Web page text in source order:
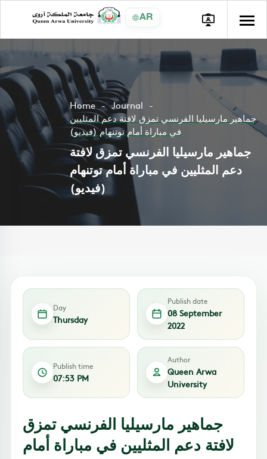
AR
Home
Journal
جماهير مارسيليا الفرنسي تمزق لافتة دعم المثليين
في مباراة أمام توتنهام (فيديو)
جماهير مارسيليا الفرنسي تمزق لافتة
دعم المثليين في مباراة أمام توتنهام
(فيديو)
Day
Thursday
Publish date
08 September
2022
Publish time
07:53 PM
Author
Queen Arwa
University
جماهير مارسيليا الفرنسي تمزق
لافتة دعم المثليين في مباراة أمام